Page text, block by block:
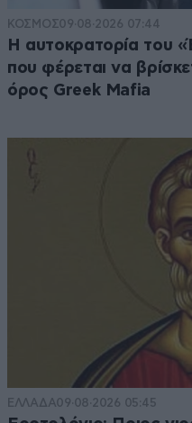
ΚΟΣΜΟΣ09·08·2026 07:44
Η αυτοκρατορία του
που φέρεται να
όρος Greek Mafia
ΕΛΛΑΔΑ09·08·2026 05:45